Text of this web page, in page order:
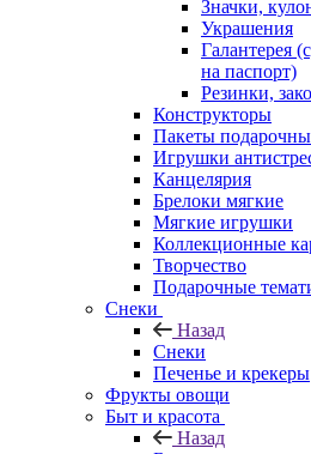
Значки,
Украшения
Галантерея
на паспорт)
Резинки,
Конструкторы
Пакеты
Игрушки
Канцелярия
Брелоки мягкие
Мягкие игрушки
Коллекционные
Творчество
Подарочные
Снеки
Назад
Снеки
Печенье и крекеры
Фрукты овощи
Быт и красота
Назад